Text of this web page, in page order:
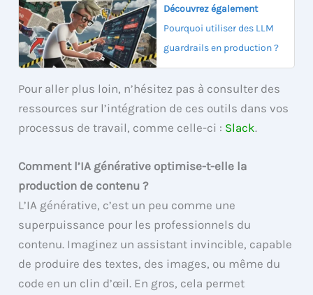
Découvrez également
Pourquoi utiliser des LLM
guardrails en production ?
Pour aller plus loin, n’hésitez pas à consulter des
ressources sur l’intégration de ces outils dans vos
processus de travail, comme celle-ci : Slack.
Comment l’IA générative optimise-t-elle la
production de contenu ?
L’IA générative, c’est un peu comme une
superpuissance pour les professionnels du
contenu. Imaginez un assistant invincible, capable
de produire des textes, des images, ou même du
code en un clin d’œil. En gros, cela permet